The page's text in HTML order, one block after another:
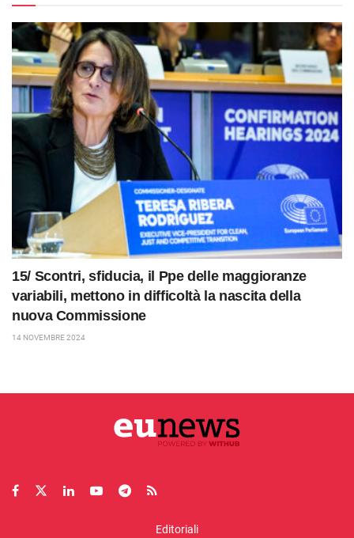
15/ Scontri, sfiducia, il Ppe delle maggioranze
variabili, mettono in difficoltà la nascita della
nuova Commissione
14 NOVEMBRE 2024
Editoriali